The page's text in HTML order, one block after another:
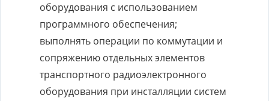
оборудования с использованием
программного обеспечения;
выполнять операции по коммутации и
сопряжению отдельных элементов
транспортного радиоэлектронного
оборудования при инсталляции систем